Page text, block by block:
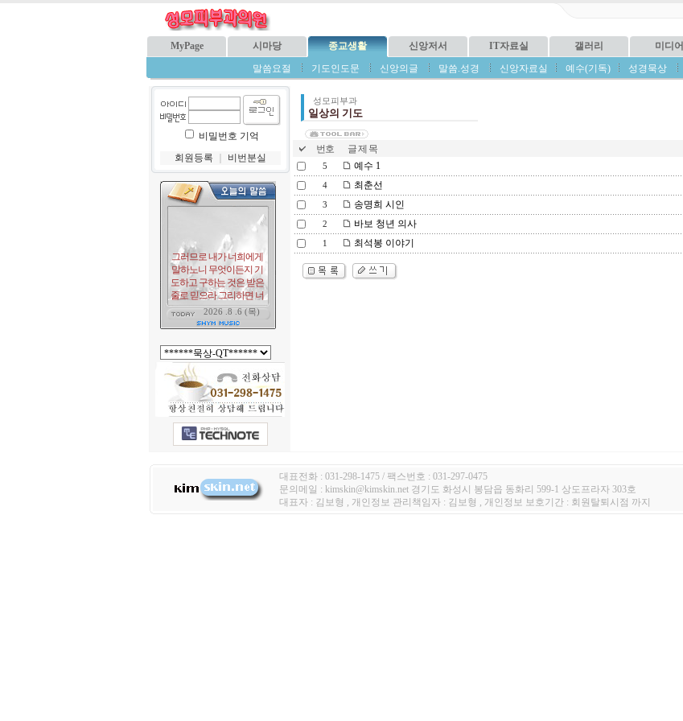
MyPage 시마당 종교생활 신앙저서 IT자료실 갤러리 미디어
말씀요절
기도인도문 신앙의글 말씀.성경 신앙자료실 예수(기독) 성경묵상
비밀번호 기억
회원등록
비번분실
성모피부과
일상의 기도
번호 글 제 목
5 예수 1
4 최춘선
3 송명희 시인
2 바보 청년 의사
1 최석봉 이야기
대표전화 : 031-298-1475 / 팩스번호 : 031-297-0475
문의메일 : kimskin@kimskin.net 경기도 화성시 봉담읍 동화리 599-1 상도프라자 303호
대표자 : 김보형 , 개인정보 관리책임자 : 김보형 , 개인정보 보호기간 : 회원탈퇴시점 까지